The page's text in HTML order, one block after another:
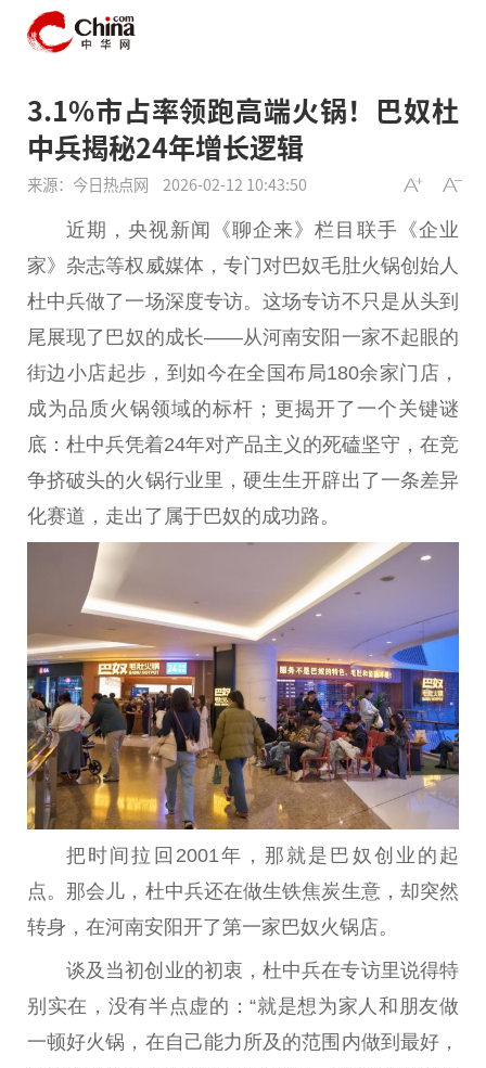
3.1%市占率领跑高端火锅！巴奴杜
中兵揭秘24年增长逻辑
来源：今日热点网 2026-02-12 10:43:50
近期，央视新闻《聊企来》栏目联手《企业
家》杂志等权威媒体，专门对巴奴毛肚火锅创始人
杜中兵做了一场深度专访。这场专访不只是从头到
尾展现了巴奴的成长——从河南安阳一家不起眼的
街边小店起步，到如今在全国布局180余家门店，
成为品质火锅领域的标杆；更揭开了一个关键谜
底：杜中兵凭着24年对产品主义的死磕坚守，在竞
争挤破头的火锅行业里，硬生生开辟出了一条差异
化赛道，走出了属于巴奴的成功路。
把时间拉回2001年，那就是巴奴创业的起
点。那会儿，杜中兵还在做生铁焦炭生意，却突然
转身，在河南安阳开了第一家巴奴火锅店。
谈及当初创业的初衷，杜中兵在专访里说得特
别实在，没有半点虚的：“就是想为家人和朋友做
一顿好火锅，在自己能力所及的范围内做到最好，